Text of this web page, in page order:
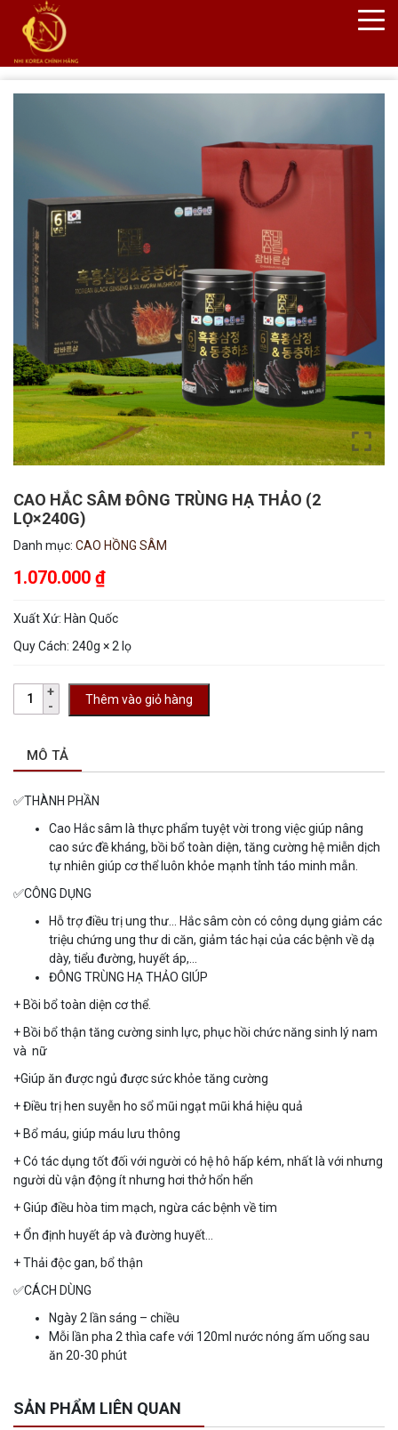
CAO HẮC SÂM ĐÔNG TRÙNG HẠ THẢO (2
LỌ×240G)
Danh mục: CAO HỒNG SÂM
1.070.000 ₫
Xuất Xứ: Hàn Quốc
Quy Cách: 240g × 2 lọ
Thêm vào giỏ hàng
MÔ TẢ
✅THÀNH PHẦN
Cao Hắc sâm là thực phẩm tuyệt vời trong việc giúp nâng
cao sức đề kháng, bồi bổ toàn diện, tăng cường hệ miễn dịch
tự nhiên giúp cơ thể luôn khỏe mạnh tỉnh táo minh mẫn.
✅CÔNG DỤNG
Hỗ trợ điều trị ung thư… Hắc sâm còn có công dụng giảm các
triệu chứng ung thư di căn, giảm tác hại của các bệnh về dạ
dày, tiểu đường, huyết áp,…️
ĐÔNG TRÙNG HẠ THẢO GIÚP
+ Bồi bổ toàn diện cơ thể.
+ Bồi bổ thận tăng cường sinh lực, phục hồi chức năng sinh lý nam
và nữ
+Giúp ăn được ngủ được sức khỏe tăng cường
+ Điều trị hen suyễn ho sổ mũi ngạt mũi khá hiệu quả
+ Bổ máu, giúp máu lưu thông
+ Có tác dụng tốt đối với người có hệ hô hấp kém, nhất là với nhưng
người dù vận động ít nhưng hơi thở hổn hển
+ Giúp điều hòa tim mạch, ngừa các bệnh về tim
+ Ổn định huyết áp và đường huyết…
+ Thải độc gan, bổ thận
✅CÁCH DÙNG
Ngày 2 lần sáng – chiều
Mỗi lần pha 2 thìa cafe với 120ml nước nóng ấm uống sau
ăn 20-30 phút
SẢN PHẨM LIÊN QUAN